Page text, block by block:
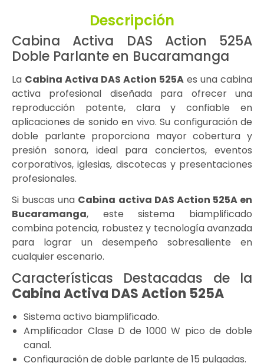
Descripción
Cabina Activa DAS Action 525A
Doble Parlante en Bucaramanga
La Cabina Activa DAS Action 525A es una cabina
activa profesional diseñada para ofrecer una
reproducción potente, clara y confiable en
aplicaciones de sonido en vivo. Su configuración de
doble parlante proporciona mayor cobertura y
presión sonora, ideal para conciertos, eventos
corporativos, iglesias, discotecas y presentaciones
profesionales.
Si buscas una Cabina activa DAS Action 525A en
Bucaramanga, este sistema biamplificado
combina potencia, robustez y tecnología avanzada
para lograr un desempeño sobresaliente en
cualquier escenario.
Características Destacadas de la
Cabina Activa DAS Action 525A
Sistema activo biamplificado.
Amplificador Clase D de 1000 W pico de doble
canal.
Configuración de doble parlante de 15 pulgadas.